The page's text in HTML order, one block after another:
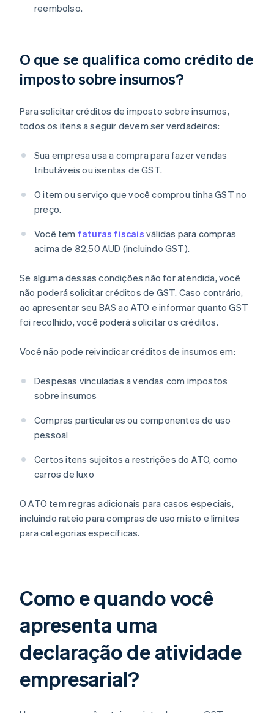
reembolso.
O que se qualifica como crédito de
imposto sobre insumos?
Para solicitar créditos de imposto sobre insumos,
todos os itens a seguir devem ser verdadeiros:
Sua empresa usa a compra para fazer vendas
tributáveis ou isentas de GST.
O item ou serviço que você comprou tinha GST no
preço.
Você tem faturas fiscais válidas para compras
acima de 82,50 AUD (incluindo GST).
Se alguma dessas condições não for atendida, você
não poderá solicitar créditos de GST. Caso contrário,
ao apresentar seu BAS ao ATO e informar quanto GST
foi recolhido, você poderá solicitar os créditos.
Você não pode reivindicar créditos de insumos em:
Despesas vinculadas a vendas com impostos
sobre insumos
Compras particulares ou componentes de uso
pessoal
Certos itens sujeitos a restrições do ATO, como
carros de luxo
O ATO tem regras adicionais para casos especiais,
incluindo rateio para compras de uso misto e limites
para categorias específicas.
Como e quando você
apresenta uma
declaração de atividade
empresarial?